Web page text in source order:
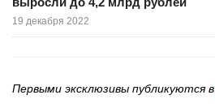
19 декабря 2022
Первыми эксклюзивы публикуются в